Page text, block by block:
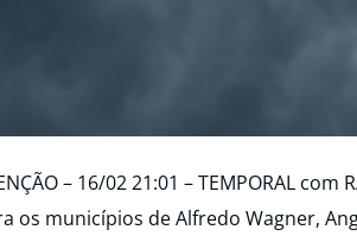
– 16/02 21:01 – TEMPORAL com
os municípios de Alfredo Wagner,